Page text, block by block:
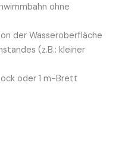
ohne
der Wasseroberfläche
(z.B.: kleiner
oder 1 m-Brett